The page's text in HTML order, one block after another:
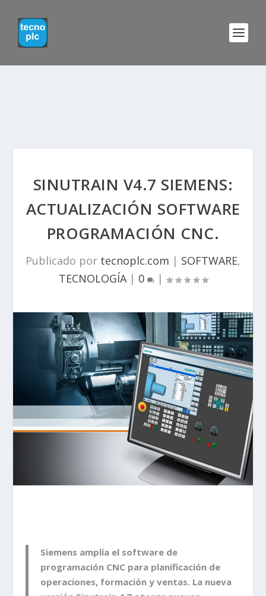
SINUTRAIN V4.7 SIEMENS:
ACTUALIZACIÓN SOFTWARE
PROGRAMACIÓN CNC.
Publicado por tecnoplc.com | SOFTWARE,
TECNOLOGÍA| 0 |
Siemens amplía el software de
programación CNC para planificación de
operaciones, formación y ventas. La nueva